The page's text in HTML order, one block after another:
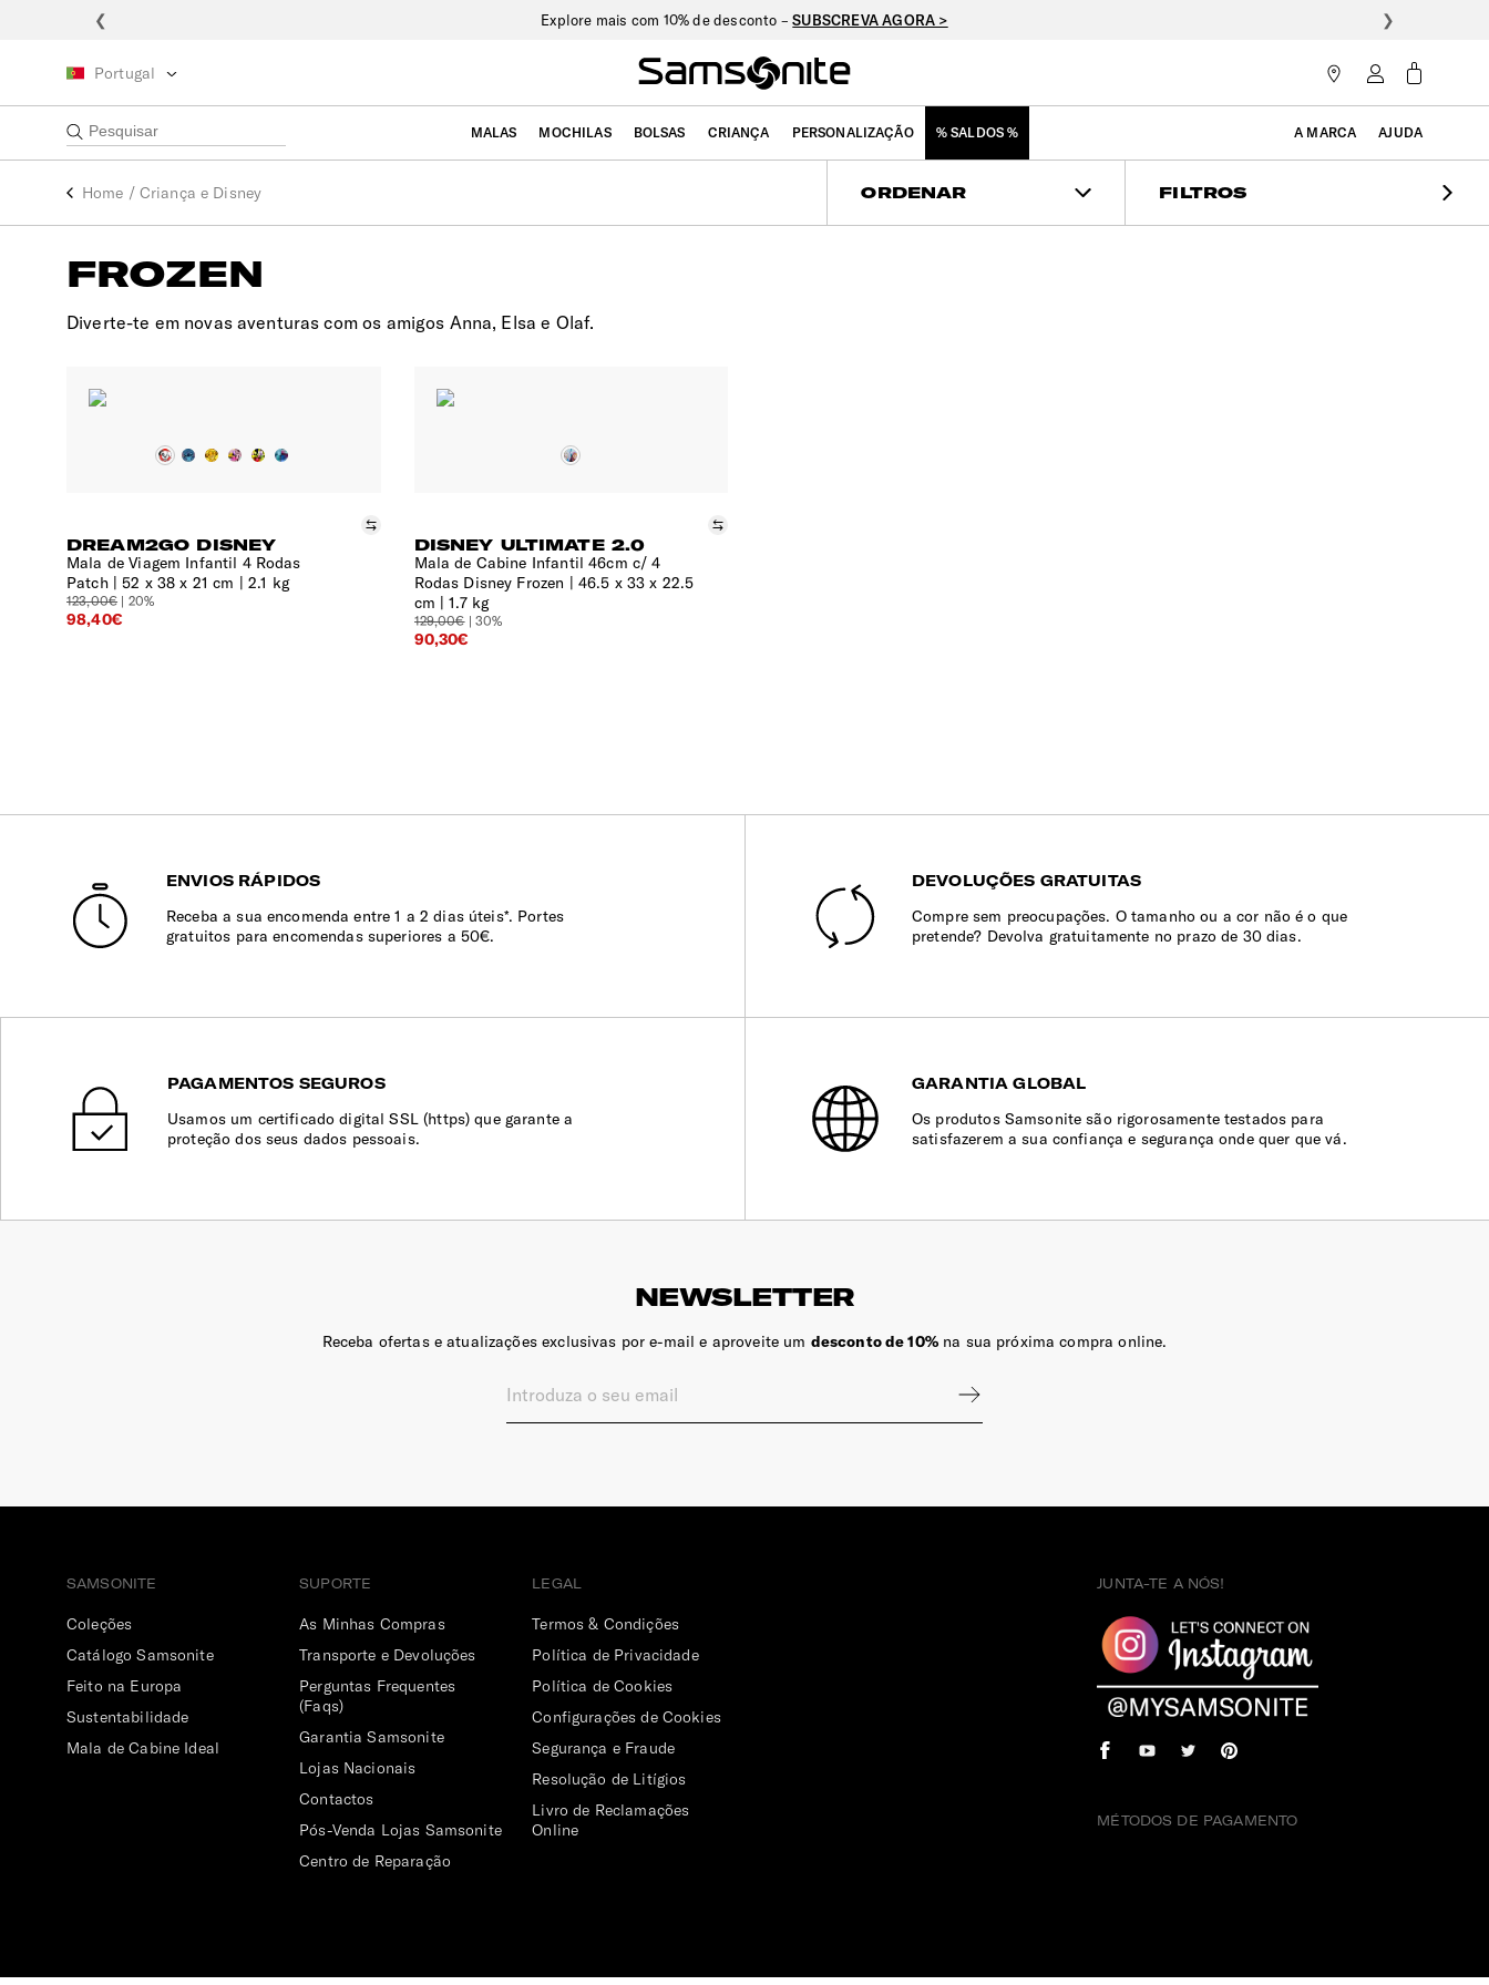
Explore mais com 10% de desconto –SUBSCREVA AGORA >
❮ ❯
Portugal
MALAS MOCHILAS BOLSAS CRIANÇA PERSONALIZAÇÃO % SALDOS % A MARCA AJUDA
Home / Criança e Disney ORDENAR FILTROS
FROZEN
Diverte-te em novas aventuras com os amigos Anna, Elsa e Olaf.
DREAM2GO DISNEY
Mala de Viagem Infantil 4 Rodas
Patch
52 x 38 x 21 cm | 2.1 kg
Comparar
123,00€ | 20%
98,40€
DISNEY ULTIMATE 2.0
Mala de Cabine Infantil 46cm c/ 4
Rodas Disney Frozen
46.5 x 33 x 22.5
cm | 1.7 kg
129,00€ | 30%
90,30€
ENVIOS RÁPIDOS
Receba a sua encomenda entre 1 a 2 dias úteis*. Portes
gratuitos para encomendas superiores a 50€.
DEVOLUÇÕES GRATUITAS
Compre sem preocupações. O tamanho ou a cor não é o que
pretende? Devolva gratuitamente no prazo de 30 dias.
PAGAMENTOS SEGUROS
Usamos um certificado digital SSL (https) que garante a
proteção dos seus dados pessoais.
GARANTIA GLOBAL
Os produtos Samsonite são rigorosamente testados para
satisfazerem a sua confiança e segurança onde quer que vá.
NEWSLETTER
Receba ofertas e atualizações exclusivas por e-mail e aproveite um desconto de 10%na sua próxima compra online.
SAMSONITE
Coleções
Catálogo Samsonite
Feito na Europa
Sustentabilidade
Mala de Cabine Ideal
SUPORTE
As Minhas Compras
Transporte e Devoluções
Perguntas Frequentes
(Faqs)
Garantia Samsonite
Lojas Nacionais
Contactos
Pós-Venda Lojas Samsonite
Centro de Reparação
LEGAL
Termos & Condições
Política de Privacidade
Política de Cookies
Configurações de Cookies
Segurança e Fraude
Resolução de Litígios
Livro de Reclamações
Online
MÉTODOS DE PAGAMENTO
JUNTA-TE A NÓS!